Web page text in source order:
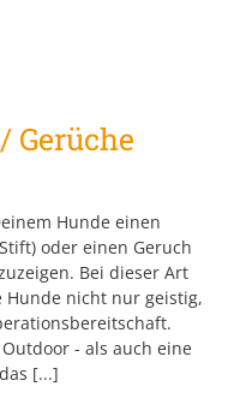
Gerüche
Hunde einen
oder einen Geruch
Bei dieser Art
nicht nur geistig,
- als auch eine
[...]